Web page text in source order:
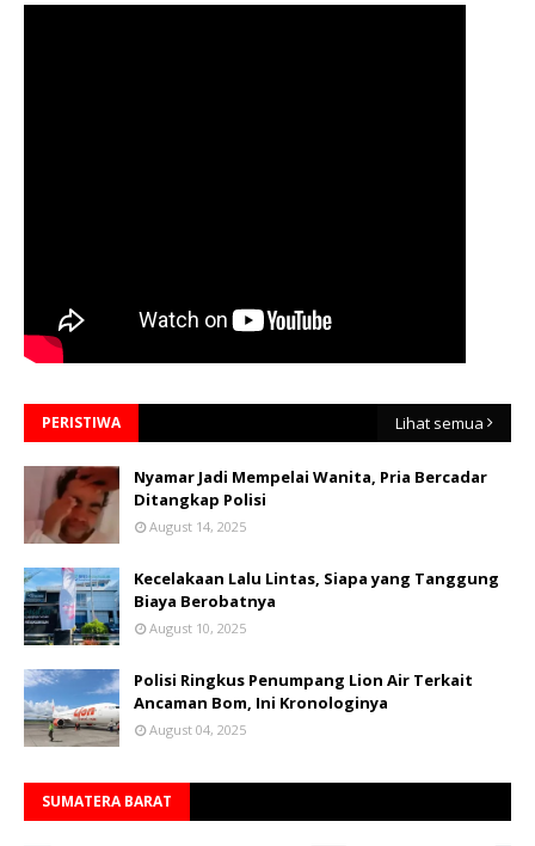
PERISTIWA Lihat semua
Nyamar Jadi Mempelai Wanita, Pria Bercadar
Ditangkap Polisi
August 14, 2025
Kecelakaan Lalu Lintas, Siapa yang Tanggung
Biaya Berobatnya
August 10, 2025
Polisi Ringkus Penumpang Lion Air Terkait
Ancaman Bom, Ini Kronologinya
August 04, 2025
SUMATERA BARAT